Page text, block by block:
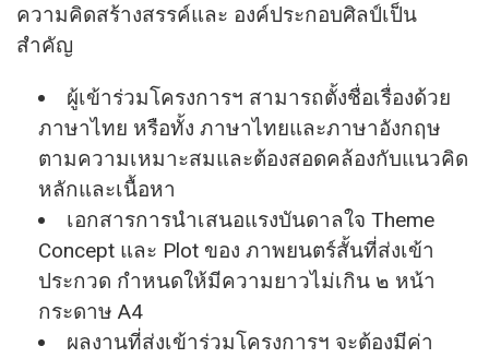
ความคิดสร้างสรรค์และ องค์ประกอบศิลป์เป็น
สําคัญ
ผู้เข้าร่วมโครงการฯ สามารถตั้งชื่อเรื่องด้วย
ภาษาไทย หรือทั้ง ภาษาไทยและภาษาอังกฤษ
ตามความเหมาะสมและต้องสอดคล้องกับแนวคิด
หลักและเนื้อหา
เอกสารการนําเสนอแรงบันดาลใจ Theme
Concept และ Plot ของ ภาพยนตร์สั้นที่ส่งเข้า
ประกวด กําหนดให้มีความยาวไม่เกิน ๒ หน้า
กระดาษ A4
ผลงานที่ส่งเข้าร่วมโครงการฯ จะต้องมีค่า